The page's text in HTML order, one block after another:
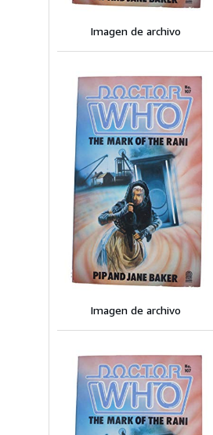
Imagen de archivo
Imagen de archivo